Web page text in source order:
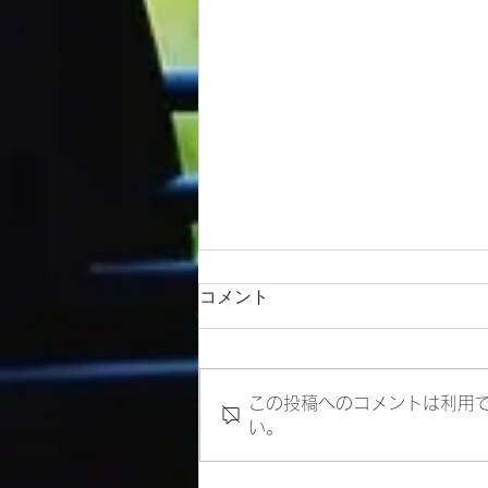
病院ユニフォームのスマホポ
コメント
この投稿へのコメントは利用
い。